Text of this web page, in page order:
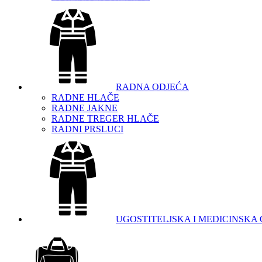
RADNA ODJEĆA
RADNE HLAČE
RADNE JAKNE
RADNE TREGER HLAČE
RADNI PRSLUCI
UGOSTITELJSKA I MEDICINSKA